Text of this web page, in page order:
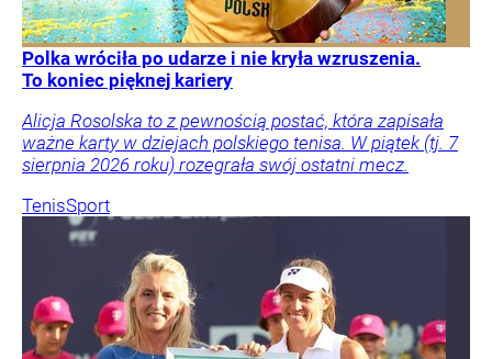
Polka wróciła po udarze i nie kryła wzruszenia.
To koniec pięknej kariery
Alicja Rosolska to z pewnością postać, która zapisała
ważne karty w dziejach polskiego tenisa. W piątek (tj. 7
sierpnia 2026 roku) rozegrała swój ostatni mecz.
TenisSport